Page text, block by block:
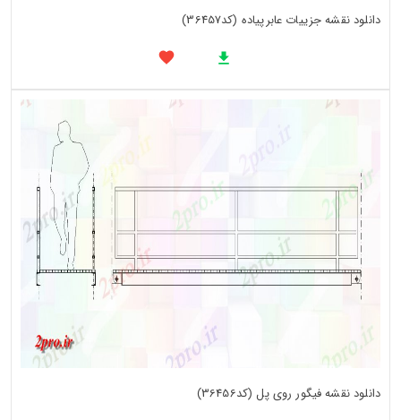
دانلود نقشه جزییات عابرپیاده (کد36457)
دانلود نقشه فیگور روی پل (کد36456)